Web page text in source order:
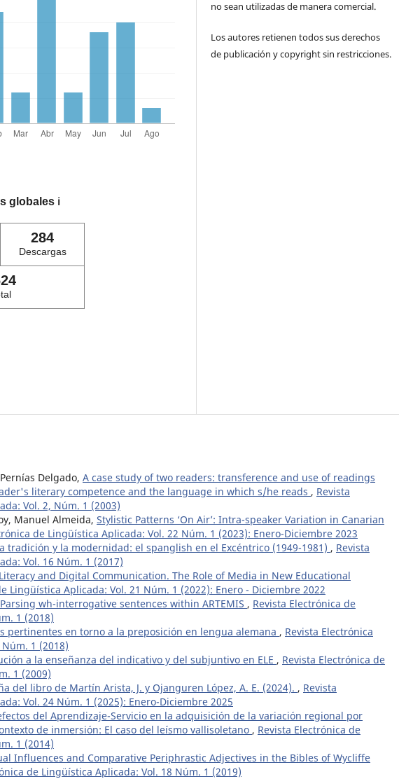
globales ℹ️
284
Descargas
no sean utilizadas de manera comercial.
Los autores retienen todos sus derechos
de publicación y copyright sin restricciones.
Delgado, A case study of two readers: transference and use of readings
literary competence and the language in which s/he reads , Revista
Vol. 2, Núm. 1 (2003)
Manuel Almeida, Stylistic Patterns ‘On Air’: Intra-speaker Variation in Canarian
de Lingüística Aplicada: Vol. 22 Núm. 1 (2023): Enero-Diciembre 2023
tradición y la modernidad: el spanglish en el Excéntrico (1949-1981) , Revista
Vol. 16 Núm. 1 (2017)
and Digital Communication. The Role of Media in New Educational
Lingüística Aplicada: Vol. 21 Núm. 1 (2022): Enero - Diciembre 2022
Parsing wh-interrogative sentences within ARTEMIS , Revista Electrónica de
1 (2018)
pertinentes en torno a la preposición en lengua alemana , Revista Electrónica
1 (2018)
a la enseñanza del indicativo y del subjuntivo en ELE , Revista Electrónica de
1 (2009)
del libro de Martín Arista, J. y Ojanguren López, A. E. (2024). , Revista
Vol. 24 Núm. 1 (2025): Enero-Diciembre 2025
del Aprendizaje-Servicio en la adquisición de la variación regional por
de inmersión: El caso del leísmo vallisoletano , Revista Electrónica de
1 (2014)
Influences and Comparative Periphrastic Adjectives in the Bibles of Wycliffe
de Lingüística Aplicada: Vol. 18 Núm. 1 (2019)